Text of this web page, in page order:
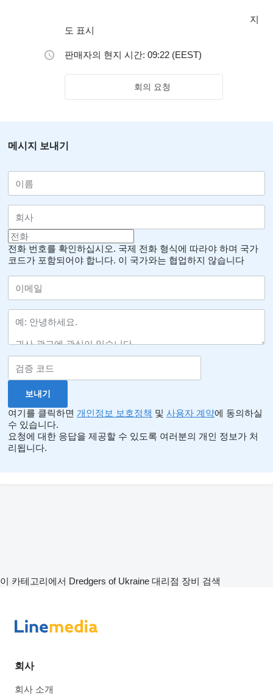
지
도 표시
판매자의 현지 시간: 09:22 (EEST)
회의 요청
메시지 보내기
전화 번호를 확인하십시오. 국제 전화 형식에 따라야 하며 국가
코드가 포함되어야 합니다. 이 국가와는 협업하지 않습니다
여기를 클릭하면 개인정보 보호정책 및 사용자 계약에 동의하실
수 있습니다.
요청에 대한 응답을 제공할 수 있도록 여러분의 개인 정보가 처
리됩니다.
이 카테고리에서 Dredgers of Ukraine 대리점 장비 검색
회사
회사 소개